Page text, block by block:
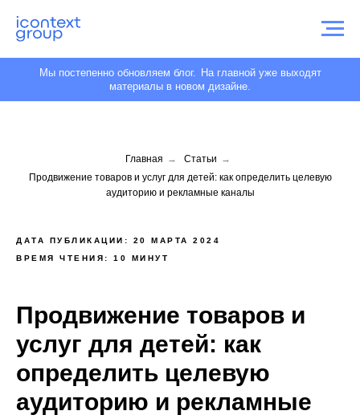
Мы постепенно обновляем блог. На главной уже выходят
материалы в новом дизайне.
Главная → Статьи →
Продвижение товаров и услуг для детей: как определить целевую
аудиторию и рекламные каналы
ДАТА ПУБЛИКАЦИИ: 20 МАРТА 2024
ВРЕМЯ ЧТЕНИЯ: 10 МИНУТ
Продвижение товаров и
услуг для детей: как
определить целевую
аудиторию и рекламные